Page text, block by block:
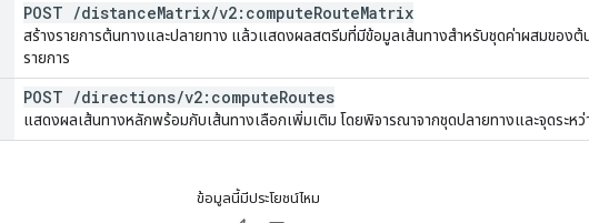
POST /distanceMatrix/v2:computeRouteMatrix
สร้างรายการต้นทางและปลายทาง แล้วแสดงผลสตรีมที่มีข้อมูลเส้นทางสำหรับชุดค่าผสมของต้
รายการ
POST /directions/v2:computeRoutes
แสดงผลเส้นทางหลักพร้อมกับเส้นทางเลือกเพิ่มเติม โดยพิจารณาจากชุดปลายทางและจุดระหว่
ข้อมูลนี้มีประโยชน์ไหม